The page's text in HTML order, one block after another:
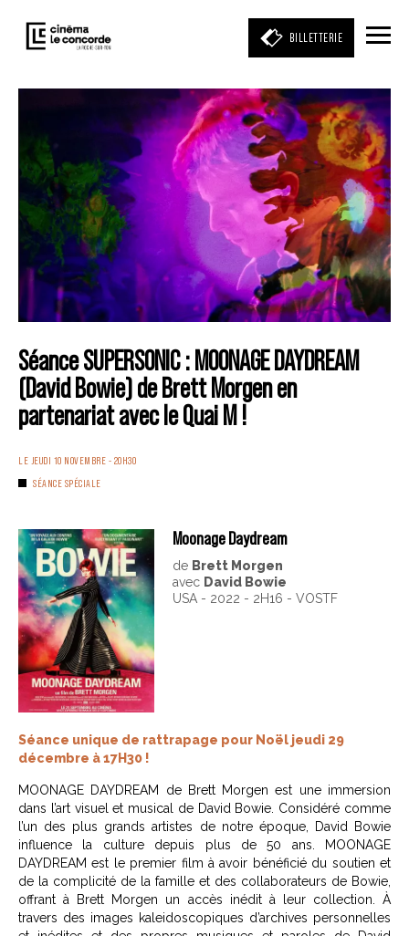
BILLETTERIE
Entrez votre mot clé
(film, réalisateur, acteur, événement)
Séance SUPERSONIC : MOONAGE DAYDREAM
(David Bowie) de Brett Morgen en
partenariat avec le Quai M !
LE JEUDI 10 NOVEMBRE - 20H30
SÉANCE SPÉCIALE
Moonage Daydream
de Brett Morgen
avec David Bowie
USA - 2022 - 2H16 - VOSTF
Séance unique de rattrapage pour Noël jeudi 29
décembre à 17H30 !
MOONAGE DAYDREAM de Brett Morgen est une immersion
dans l’art visuel et musical de David Bowie. Considéré comme
l’un des plus grands artistes de notre époque, David Bowie
influence la culture depuis plus de 50 ans. MOONAGE
DAYDREAM est le premier film à avoir bénéficié du soutien et
de la complicité de la famille et des collaborateurs de Bowie,
offrant à Brett Morgen un accès inédit à leur collection. À
travers des images kaleidoscopiques d’archives personnelles